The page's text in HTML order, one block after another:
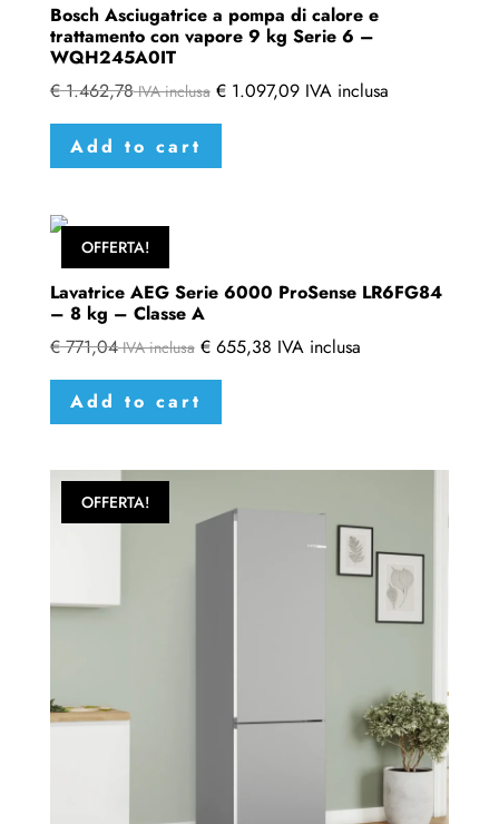
Bosch Asciugatrice a pompa di calore e
trattamento con vapore 9 kg Serie 6 –
WQH245A0IT
€1.462,78 IVA inclusa €1.097,09 IVA inclusa
Add to cart
OFFERTA!
Lavatrice AEG Serie 6000 ProSense LR6FG84
– 8 kg – Classe A
€771,04 IVA inclusa €655,38 IVA inclusa
Add to cart
OFFERTA!